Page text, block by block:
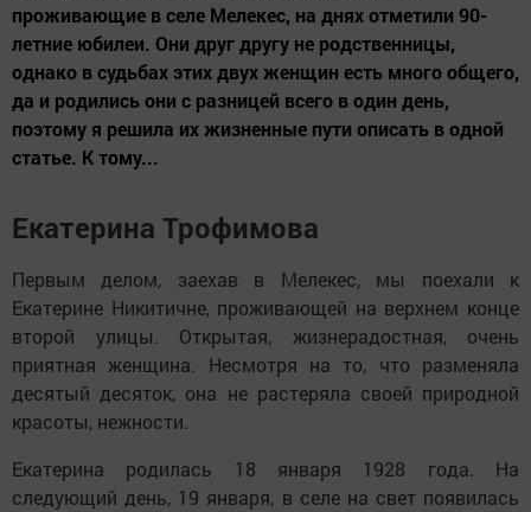
проживающие в селе Мелекес, на днях отметили 90-
летние юбилеи. Они друг другу не родственницы,
однако в судьбах этих двух женщин есть много общего,
да и родились они с разницей всего в один день,
поэтому я решила их жизненные пути описать в одной
статье. К тому...
Екатерина Трофимова
Первым делом, заехав в Мелекес, мы поехали к
Екатерине Никитичне, проживающей на верхнем конце
второй улицы. Открытая, жизнерадостная, очень
приятная женщина. Несмотря на то, что разменяла
десятый десяток, она не растеряла своей природной
красоты, нежности.
Екатерина родилась 18 января 1928 года. На
следующий день, 19 января, в селе на свет появилась